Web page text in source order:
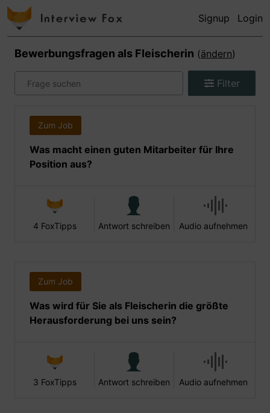
Signup Login
Bewerbungsfragen als Fleischerin (ändern)
Filter
Zum Job
Was macht einen guten Mitarbeiter für Ihre
Position aus?
4 FoxTipps Antwort schreiben Audio aufnehmen
Zum Job
Was wird für Sie als Fleischerin die größte
Herausforderung bei uns sein?
3 FoxTipps Antwort schreiben Audio aufnehmen